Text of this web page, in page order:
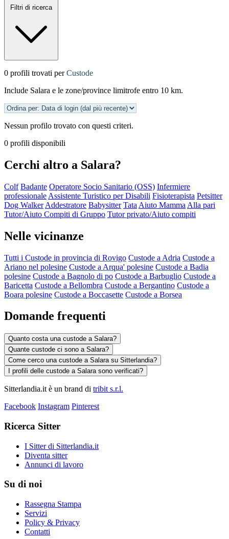
Filtri di ricerca
0 profili trovati perCustode
Include Salara e le zone/province limitrofe entro 10 km.
Nessun profilo trovato con questi criteri.
0 profili disponibili
Cerchi altro a Salara?
Colf Badante Operatore Socio Sanitario (OSS) Infermiere
professionale Assistente Turistico per Disabili Fisioterapista Petsitter
Dog Walker Addestratore Babysitter Tata Aiuto Mamma Alla pari
Tutor/Aiuto Compiti di Gruppo Tutor privato/Aiuto compiti
Nelle vicinanze
Tutti i Custode in provincia di Rovigo Custode a Adria Custode a
Ariano nel polesine Custode a Arqua' polesine Custode a Badia
polesine Custode a Bagnolo di po Custode a Barbuglio Custode a
Baricetta Custode a Bellombra Custode a Bergantino Custode a
Boara polesine Custode a Boccasette Custode a Borsea
Domande frequenti
Quanto costa una custode a Salara?
Quante custode ci sono a Salara?
Come cerco una custode a Salara su Sitterlandia?
I profili delle custode a Salara sono verificati?
Sitterlandia.it è un brand di tribit s.r.l.
Facebook Instagram Pinterest
Ricerca Sitter
I Sitter di Sitterlandia.it
Diventa sitter
Annunci di lavoro
Su di noi
Rassegna Stampa
Servizi
Policy & Privacy
Contatti